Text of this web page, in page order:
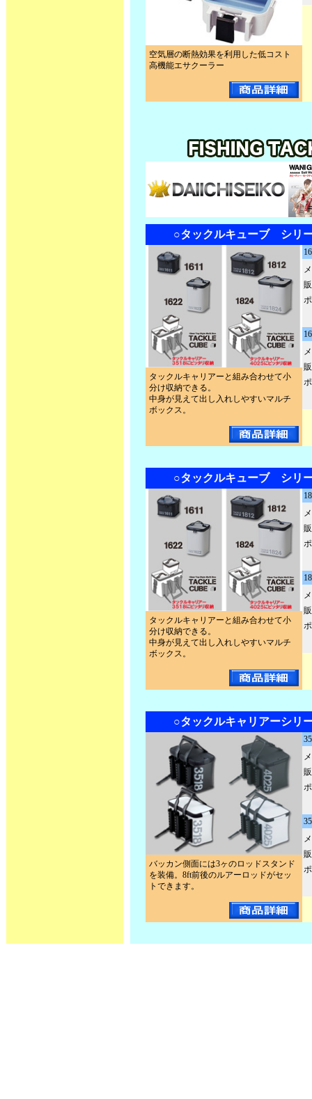
空気層の断熱効果を利用した低コスト
高機能エサクーラー
○タックルキューブ シリ
タックルキャリアーと組み合わせて小
分け収納できる。
中身が見えて出し入れしやすいマルチ
ボックス。
○タックルキューブ シリ
タックルキャリアーと組み合わせて小
分け収納できる。
中身が見えて出し入れしやすいマルチ
ボックス。
○タックルキャリアーシリ
バッカン側面には3ヶのロッドスタンド
を装備。8ft前後のルアーロッドがセッ
トできます。